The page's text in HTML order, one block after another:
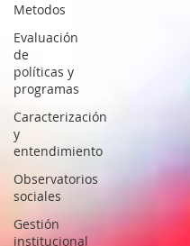
Metodos
Evaluación
de
políticas y
programas
Caracterización
y
entendimiento
Observatorios
sociales
Gestión
institucional